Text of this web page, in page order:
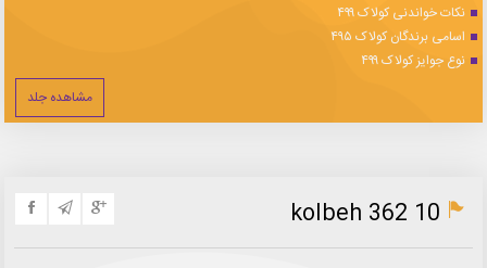
نکات خواندنی کولاک ۴۹۹
اسامی برندگان کولاک ۴۹۵
نوع جوایز کولاک ۴۹۹
مشاهده جلد
kolbeh 362 10